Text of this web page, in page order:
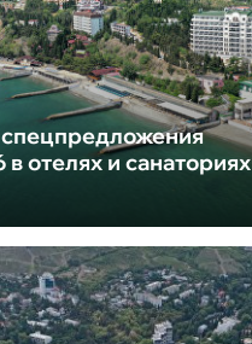
в отелях и санаториях